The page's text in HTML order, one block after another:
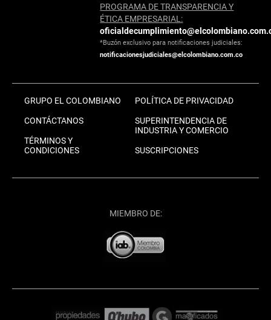
PROGRAMA DE TRANSPARENCIA Y
ÉTICA EMPRESARIAL:
*Buzón exclusivo para notificaciones judiciales:
notificacionesjudiciales@elcolombiano.com.co
GRUPO EL COLOMBIANO
CONTÁCTANOS
TÉRMINOS Y
CONDICIONES
POLÍTICA DE PRIVACIDAD
SUPERINTENDENCIA DE
INDUSTRIA Y COMERCIO
SUSCRIPCIONES
MIEMBRO DE: